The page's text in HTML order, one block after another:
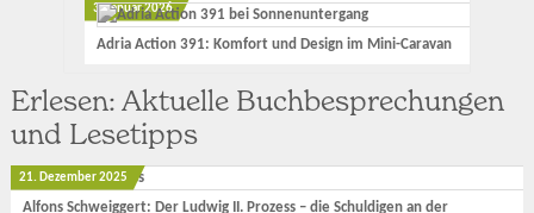
3. Januar 2026
Adria Action 391: Komfort und Design im Mini-Caravan
Erlesen: Aktuelle Buchbesprechungen
und Lesetipps
21. Dezember 2025
Alfons Schweiggert: Der Ludwig II. Prozess – die Schuldigen an der